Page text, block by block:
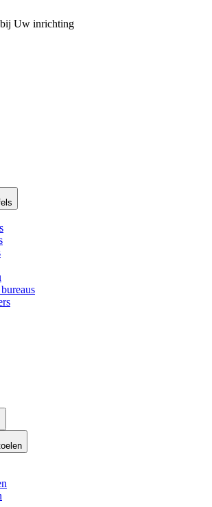
bij Uw inrichting